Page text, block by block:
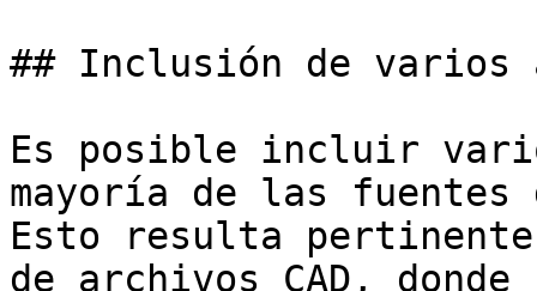
## Inclusión de varios
Es posible incluir
mayoría de las
Esto resulta
de archivos CAD,